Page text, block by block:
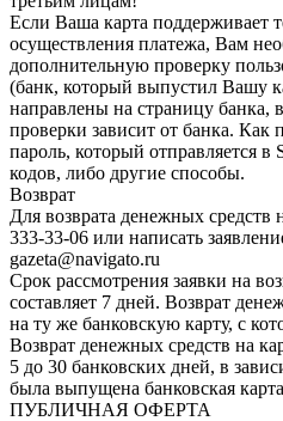
Если Ваша карта поддерживает
осуществления платежа, Вам
дополнительную проверку
(банк, который выпустил Вашу
направлены на страницу банка,
проверки зависит от банка. Как
пароль, который отправляется
кодов, либо другие способы.
Возврат
Для возврата денежных средств
333-33-06 или написать
gazeta@navigato.ru
Срок рассмотрения заявки на
составляет 7 дней. Возврат
на ту же банковскую карту, с
Возврат денежных средств на
5 до 30 банковских дней, в
была выпущена банковская
ПУБЛИЧНАЯ ОФЕРТА